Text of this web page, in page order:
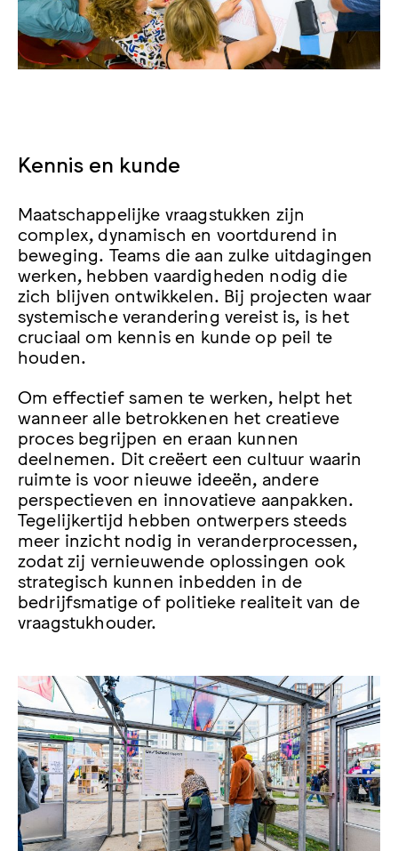
Kennis en kunde
Maatschappelijke vraagstukken zijn
complex, dynamisch en voortdurend in
beweging. Teams die aan zulke uitdagingen
werken, hebben vaardigheden nodig die
zich blijven ontwikkelen. Bij projecten waar
systemische verandering vereist is, is het
cruciaal om kennis en kunde op peil te
houden.
Om effectief samen te werken, helpt het
wanneer alle betrokkenen het creatieve
proces begrijpen en eraan kunnen
deelnemen. Dit creëert een cultuur waarin
ruimte is voor nieuwe ideeën, andere
perspectieven en innovatieve aanpakken.
Tegelijkertijd hebben ontwerpers steeds
meer inzicht nodig in veranderprocessen,
zodat zij vernieuwende oplossingen ook
strategisch kunnen inbedden in de
bedrijfsmatige of politieke realiteit van de
vraagstukhouder.